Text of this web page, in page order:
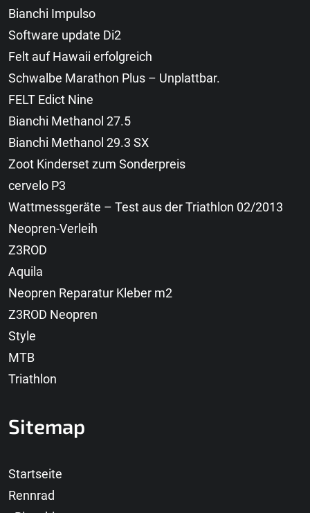
Bianchi Impulso
Software update Di2
Felt auf Hawaii erfolgreich
Schwalbe Marathon Plus – Unplattbar.
FELT Edict Nine
Bianchi Methanol 27.5
Bianchi Methanol 29.3 SX
Zoot Kinderset zum Sonderpreis
cervelo P3
Wattmessgeräte – Test aus der Triathlon 02/2013
Neopren-Verleih
Z3ROD
Aquila
Neopren Reparatur Kleber m2
Z3ROD Neopren
Style
MTB
Triathlon
Sitemap
Startseite
Rennrad